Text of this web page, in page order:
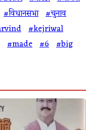
#विधानसभा #चुनाव
#kejriwal
#made #6 #big